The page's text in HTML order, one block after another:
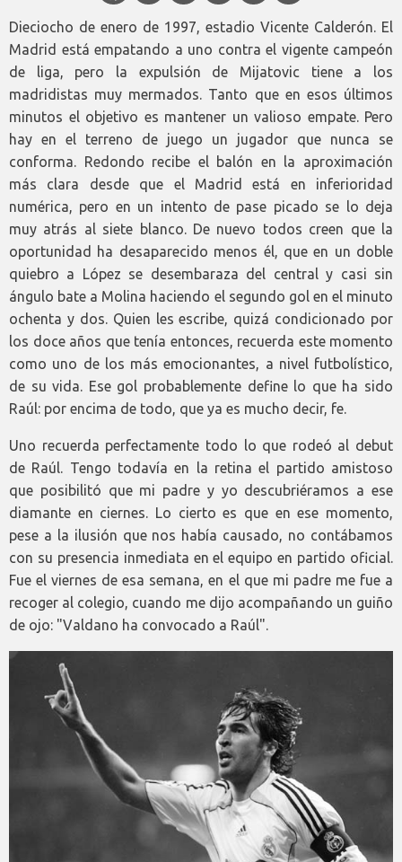
Dieciocho de enero de 1997, estadio Vicente Calderón. El
Madrid está empatando a uno contra el vigente campeón
de liga, pero la expulsión de Mijatovic tiene a los
madridistas muy mermados. Tanto que en esos últimos
minutos el objetivo es mantener un valioso empate. Pero
hay en el terreno de juego un jugador que nunca se
conforma. Redondo recibe el balón en la aproximación
más clara desde que el Madrid está en inferioridad
numérica, pero en un intento de pase picado se lo deja
muy atrás al siete blanco. De nuevo todos creen que la
oportunidad ha desaparecido menos él, que en un doble
quiebro a López se desembaraza del central y casi sin
ángulo bate a Molina haciendo el segundo gol en el minuto
ochenta y dos. Quien les escribe, quizá condicionado por
los doce años que tenía entonces, recuerda este momento
como uno de los más emocionantes, a nivel futbolístico,
de su vida. Ese gol probablemente define lo que ha sido
Raúl: por encima de todo, que ya es mucho decir, fe.
Uno recuerda perfectamente todo lo que rodeó al debut
de Raúl. Tengo todavía en la retina el partido amistoso
que posibilitó que mi padre y yo descubriéramos a ese
diamante en ciernes. Lo cierto es que en ese momento,
pese a la ilusión que nos había causado, no contábamos
con su presencia inmediata en el equipo en partido oficial.
Fue el viernes de esa semana, en el que mi padre me fue a
recoger al colegio, cuando me dijo acompañando un guiño
de ojo: "Valdano ha convocado a Raúl".